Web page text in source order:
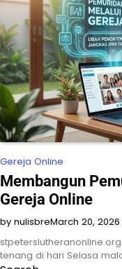
Gereja Online
Membangun
Gereja Online
by nulisbreMarch 20, 2026
tenang di hari Selasa